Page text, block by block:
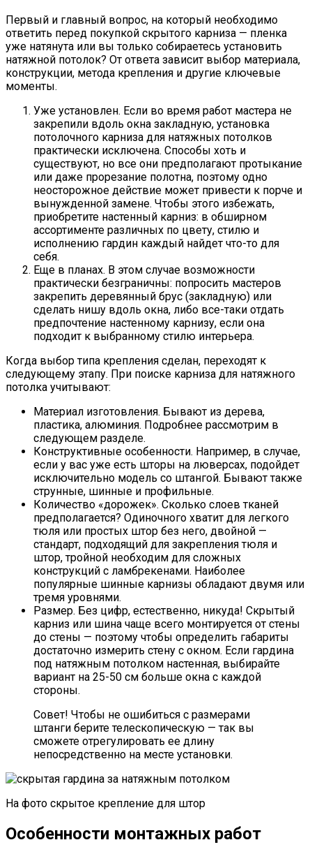
Первый и главный вопрос, на который необходимо
ответить перед покупкой скрытого карниза — пленка
уже натянута или вы только собираетесь установить
натяжной потолок? От ответа зависит выбор материала,
конструкции, метода крепления и другие ключевые
моменты.
Уже установлен. Если во время работ мастера не
закрепили вдоль окна закладную, установка
потолочного карниза для натяжных потолков
практически исключена. Способы хоть и
существуют, но все они предполагают протыкание
или даже прорезание полотна, поэтому одно
неосторожное действие может привести к порче и
вынужденной замене. Чтобы этого избежать,
приобретите настенный карниз: в обширном
ассортименте различных по цвету, стилю и
исполнению гардин каждый найдет что-то для
себя.
Еще в планах. В этом случае возможности
практически безграничны: попросить мастеров
закрепить деревянный брус (закладную) или
сделать нишу вдоль окна, либо все-таки отдать
предпочтение настенному карнизу, если она
подходит к выбранному стилю интерьера.
Когда выбор типа крепления сделан, переходят к
следующему этапу. При поиске карниза для натяжного
потолка учитывают:
Материал изготовления. Бывают из дерева,
пластика, алюминия. Подробнее рассмотрим в
следующем разделе.
Конструктивные особенности. Например, в случае,
если у вас уже есть шторы на люверсах, подойдет
исключительно модель со штангой. Бывают также
струнные, шинные и профильные.
Количество «дорожек». Сколько слоев тканей
предполагается? Одиночного хватит для легкого
тюля или простых штор без него, двойной —
стандарт, подходящий для закрепления тюля и
штор, тройной необходим для сложных
конструкций с ламбрекенами. Наиболее
популярные шинные карнизы обладают двумя или
тремя уровнями.
Размер. Без цифр, естественно, никуда! Скрытый
карниз или шина чаще всего монтируется от стены
до стены — поэтому чтобы определить габариты
достаточно измерить стену с окном. Если гардина
под натяжным потолком настенная, выбирайте
вариант на 25-50 см больше окна с каждой
стороны.
Совет! Чтобы не ошибиться с размерами
штанги берите телескопическую — так вы
сможете отрегулировать ее длину
непосредственно на месте установки.
На фото скрытое крепление для штор
Особенности монтажных работ